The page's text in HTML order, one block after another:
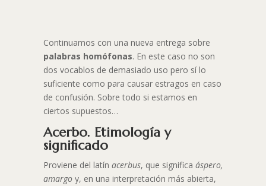
Continuamos con una nueva entrega sobre
palabras homófonas. En este caso no son
dos vocablos de demasiado uso pero sí lo
suficiente como para causar estragos en caso
de confusión. Sobre todo si estamos en
ciertos supuestos…
Acerbo. Etimología y
significado
Proviene del latín acerbus, que significa áspero,
amargo y, en una interpretación más abierta,